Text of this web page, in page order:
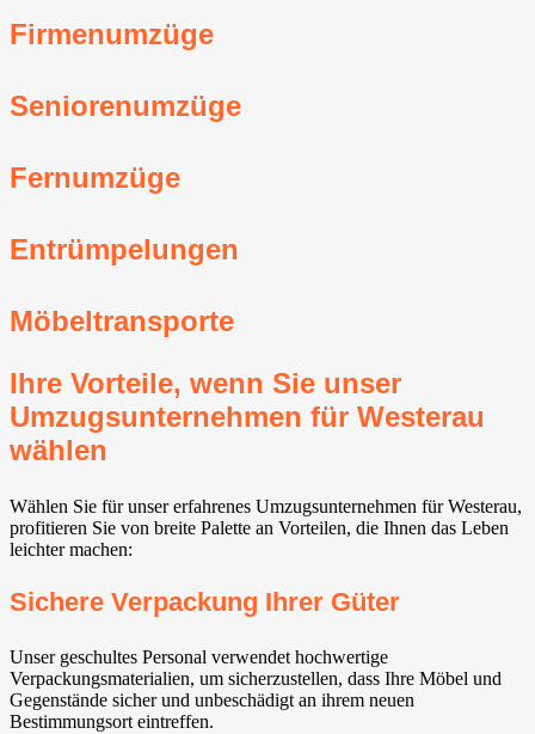
Firmenumzüge
Seniorenumzüge
Fernumzüge
Entrümpelungen
Möbeltransporte
Ihre Vorteile, wenn Sie unser
Umzugsunternehmen für Westerau
wählen
Wählen Sie für unser erfahrenes Umzugsunternehmen für Westerau,
profitieren Sie von breite Palette an Vorteilen, die Ihnen das Leben
leichter machen:
Sichere Verpackung Ihrer Güter
Unser geschultes Personal verwendet hochwertige
Verpackungsmaterialien, um sicherzustellen, dass Ihre Möbel und
Gegenstände sicher und unbeschädigt an ihrem neuen
Bestimmungsort eintreffen.